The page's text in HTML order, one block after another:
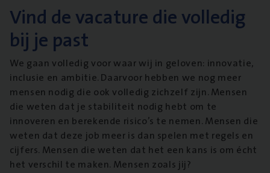
Vind de vacature die volledig
bij je past
We gaan volledig voor waar wij in geloven: innovatie,
inclusie en ambitie. Daarvoor hebben we nog meer
mensen nodig die ook volledig zichzelf zijn. Mensen
die weten dat je stabiliteit nodig hebt om te
innoveren en berekende risico’s te nemen. Mensen die
weten dat deze job meer is dan spelen met regels en
cijfers. Mensen die weten dat het een kans is om écht
het verschil te maken. Mensen zoals jij?